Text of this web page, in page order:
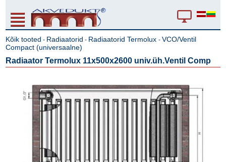
Kõik tooted - Radiaatorid - Radiaatorid Termolux-VCO/Ventil
Compact (universaalne)
Radiaator Termolux 11x500x2600 univ.üh.Ventil Comp